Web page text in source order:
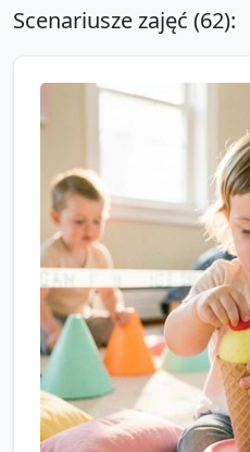
Scenariusze zajęć (62):